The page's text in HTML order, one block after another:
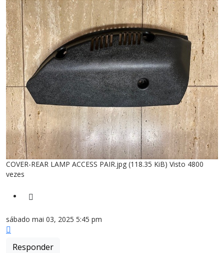
COVER-REAR LAMP ACCESS PAIR.jpg (118.35 KiB) Visto 4800
vezes
sábado mai 03, 2025 5:45 pm
Responder